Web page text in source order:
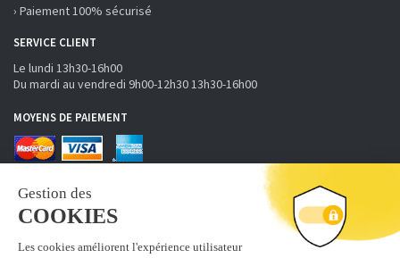
› Paiement 100% sécurisé
SERVICE CLIENT
Le lundi 13h30-16h00
Du mardi au vendredi 9h00-12h30 13h30-16h00
MOYENS DE PAIEMENT
RECEVOIR LA NEWSLETTER
S'inscrire